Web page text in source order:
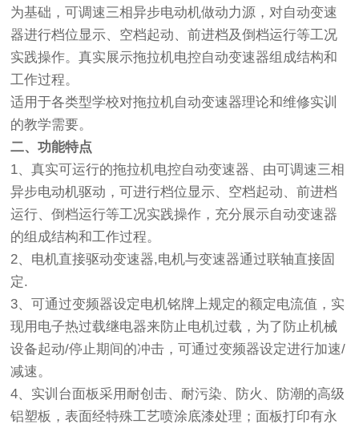
为基础，可调速三相异步电动机做动力源，对自动变速
器进行档位显示、空档起动、前进档及倒档运行等工况
实践操作。真实展示拖拉机电控自动变速器组成结构和
工作过程。
适用于各类型学校对拖拉机自动变速器理论和维修实训
的教学需要。
二、功能特点
1、真实可运行的拖拉机电控自动变速器、由可调速三相
异步电动机驱动，可进行档位显示、空档起动、前进档
运行、倒档运行等工况实践操作，充分展示自动变速器
的组成结构和工作过程。
2、电机直接驱动变速器,电机与变速器通过联轴直接固
定.
3、可通过变频器设定电机铭牌上规定的额定电流值，实
现用电子热过载继电器来防止电机过载，为了防止机械
设备起动/停止期间的冲击，可通过变频器设定进行加速/
减速。
4、实训台面板采用耐创击、耐污染、防火、防潮的高级
铝塑板，表面经特殊工艺喷涂底漆处理；面板打印有永